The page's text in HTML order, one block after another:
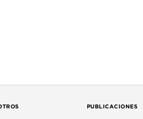
PUBLICACIONES